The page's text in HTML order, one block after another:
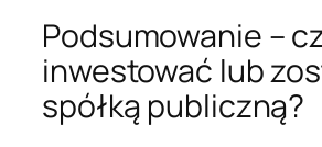
Podsumowanie –
inwestować lub
spółką publiczną?